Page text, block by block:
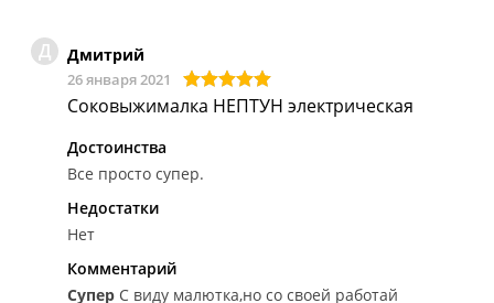
Д Дмитрий
26 января 2021
Соковыжималка НЕПТУН электрическая
Достоинства
Все просто супер.
Недостатки
Нет
Комментарий
Супер С виду малютка,но со своей работай